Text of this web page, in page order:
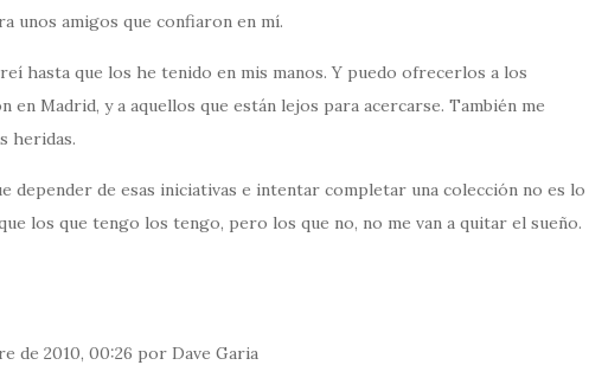
unos amigos que confiaron en mí.
hasta que los he tenido en mis manos. Y puedo ofrecerlos a los
en Madrid, y a aquellos que están lejos para acercarse. También me
heridas.
depender de esas iniciativas e intentar completar una colección no es lo
los que tengo los tengo, pero los que no, no me van a quitar el sueño.
de 2010, 00:26 por Dave Garia